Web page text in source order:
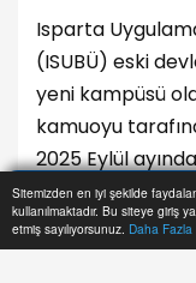
Sitemizden en iyi şekilde
kullanılmaktadır. Bu siteye giriş
etmiş sayılıyorsunuz. Daha Fazla
Isparta
(ISUBÜ) eski
yeni kampüsü
kamuoyu
2025 Eylül
yerleşkeyle ilgili
ediliyor.
Anasayfa Yazarlar